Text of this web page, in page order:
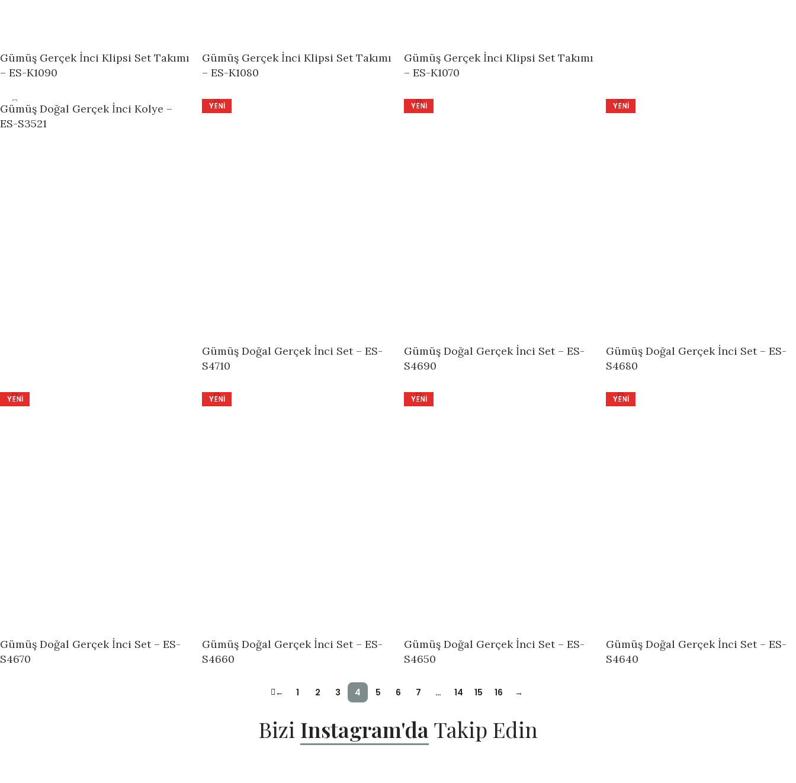
Gümüş Gerçek İnci Klipsi Set Takımı
– ES-K1090
Gümüş Gerçek İnci Klipsi Set Takımı
– ES-K1080
Gümüş Gerçek İnci Klipsi Set Takımı
– ES-K1070
Gümüş Doğal Gerçek İnci Kolye –
ES-S3521
YENI
Gümüş Doğal Gerçek İnci Set – ES-
YENI
Gümüş Doğal Gerçek İnci Set – ES-
S4690
YENI
Gümüş Doğal Gerçek İnci Set – ES-
S4680
YENI
Gümüş Doğal Gerçek İnci Set – ES-
S4670
YENI
Gümüş Doğal Gerçek İnci Set – ES-
S4660
YENI
Gümüş Doğal Gerçek İnci Set – ES-
S4650
YENI
Gümüş Doğal Gerçek İnci Set – ES-
S4640
← 1 2 3 4 5 6 7 … 14 15 16 →
Bizi Instagram'daTakip Edin